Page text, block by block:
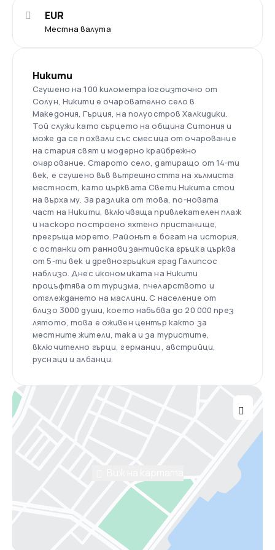
Местна валута
EUR
Никити
Сгушено на 100 километра югоизточно от
Солун, Никити е очарователно село в
Македония, Гърция, на полуостров Халкидики.
Той служи като сърцето на община Ситония и
може да се похвали със смесица от очарование
на стария свят и модерно крайбрежно
очарование. Старото село, датиращо от 14-ти
век, е сгушено във вътрешността на хълмиста
местност, като църквата Свети Никита стои
на върха му. За разлика от това, по-новата
част на Никити, включваща привлекателен плаж
и наскоро построено яхтено пристанище,
прегръща морето. Районът е богат на история,
с останки от ранновизантийска гръцка църква
от 5-ти век и древногръцкия град Галипсос
наблизо. Днес икономиката на Никити
процъфтява от туризма, пчеларството и
отглеждането на маслини. С население от
близо 3000 души, което набъбва до 20 000 през
лятото, това е оживен център както за
местните жители, така и за туристите,
включително гърци, германци, австрийци,
руснаци и албанци.